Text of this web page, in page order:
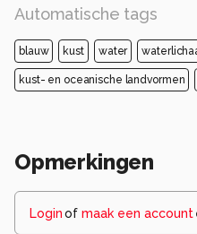
Automatische tags
blauw kust water
kust- en oceanische landvormen
Opmerkingen
Loginof maak een account